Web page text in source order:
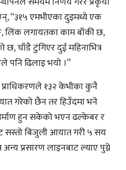
“३१५ एमभीएका दुइमध्ये एक
लिंक लगायतका काम बाँकी छ,
चाँडै टुंगिएर दुई महिनाभित्र
पनि ढिलाइ भयो ।”
१३२ केभीका कुनै
गरेको छैन तर हिउँदमा भने
हुन सकेको भएन ढल्केबर र
सस्तो बिजुली आयात गरी ५ सय
अन्य प्रसारण लाइनबाट ल्याए पुग्ने